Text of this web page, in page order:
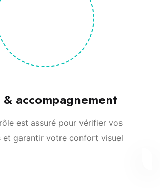
& accompagnement
est assuré pour vérifier vos
et garantir votre confort visuel